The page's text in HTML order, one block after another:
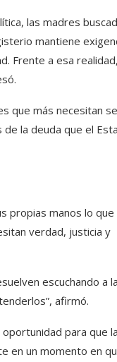
las madres
mantiene
Frente a esa
que más necesitan
la deuda que el
propias manos lo que
verdad, justicia y
escuchando a
afirmó.
para que
en un momento en